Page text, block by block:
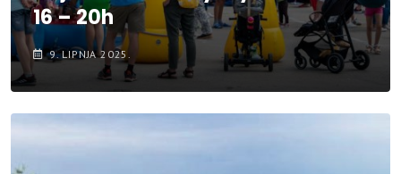
16 – 20h
9. LIPNJA 2025.